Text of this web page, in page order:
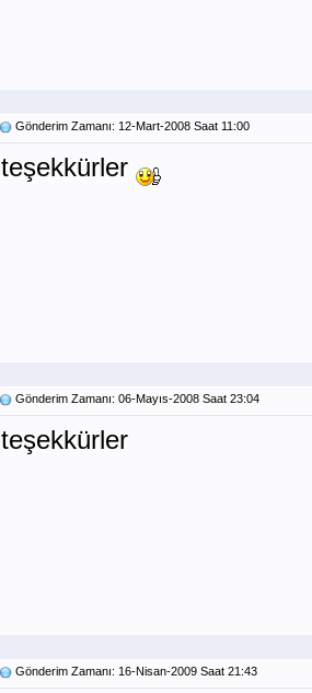
Gönderim Zamanı: 12-Mart-2008 Saat 11:00
teşekkürler
Gönderim Zamanı: 06-Mayıs-2008 Saat 23:04
teşekkürler
Gönderim Zamanı: 16-Nisan-2009 Saat 21:43